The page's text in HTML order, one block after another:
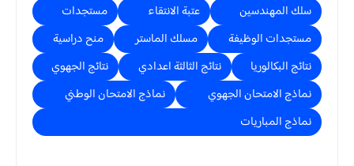
سلك المهندسين
عتبة الانتقاء
مستجدات
مستجدات الوظيفة
مسلك الماستر
منح دراسية
نتائج البكالوريا
نتائج الثالثة اعدادي
نتائج الجهوي
نماذج الامتحان الجهوي
نماذج الامتحان الوطني
نماذج المباريات